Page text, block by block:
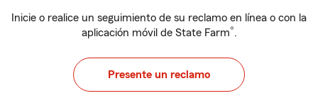
Inicie o realice un seguimiento de su reclamo en línea o con la
aplicación móvil de State Farm®.
Presente un reclamo